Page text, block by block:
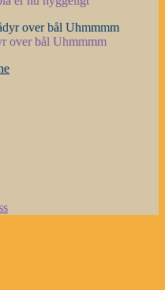
over bål Uhmmmm